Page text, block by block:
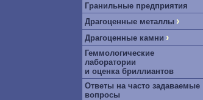
Гранильные предприятия
Драгоценные металлы ›
Драгоценные камни ›
Геммологические
лаборатории
и оценка бриллиантов
Ответы на часто задаваемые
вопросы